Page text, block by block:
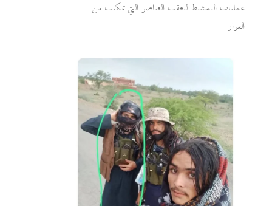
عمليات التمشيط لتعقب العناصر التي تمكنت من
الفرار